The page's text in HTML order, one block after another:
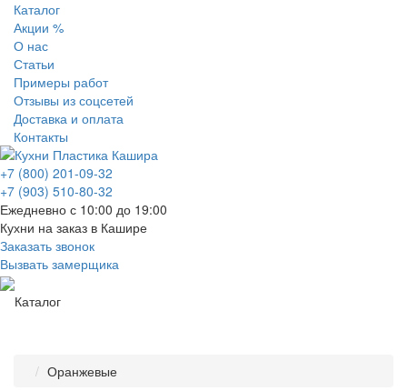
Каталог
Акции %
О нас
Статьи
Примеры работ
Отзывы из соцсетей
Доставка и оплата
Контакты
+7 (800) 201-09-32
+7 (903) 510-80-32
Ежедневно с 10:00 до 19:00
Кухни на заказ в Кашире
Заказать звонок
Вызвать замерщика
Каталог
Оранжевые